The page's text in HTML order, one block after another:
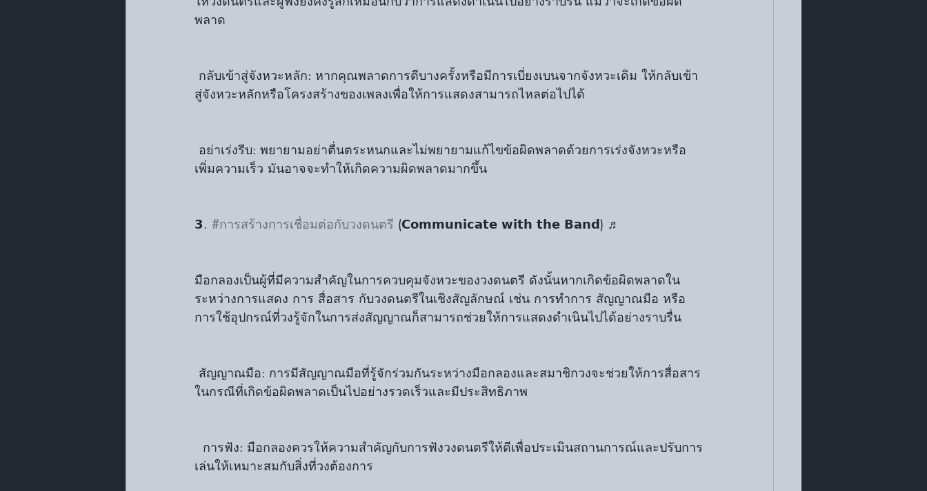
พลาด
สู่จังหวะหลักหรือโครงสร้างของเพลงเพื่อให้การแสดงสามารถไหลต่อไปได้
เพิ่มความเร็ว มันอาจจะทำให้เกิดความผิดพลาดมากขึ้น
𝟯. #การสร้างการเชื่อมต่อกับวงดนตรี (𝗖𝗼𝗺𝗺𝘂𝗻𝗶𝗰𝗮𝘁𝗲 𝘄𝗶𝘁𝗵 𝘁𝗵𝗲 𝗕𝗮𝗻𝗱) ♬
มือกลองเป็นผู้ที่มีความสำคัญในการควบคุมจังหวะของวงดนตรี ดังนั้นหากเกิดข้อผิดพลาดใน
ระหว่างการแสดง การ สื่อสาร กับวงดนตรีในเชิงสัญลักษณ์ เช่น การทำการ สัญญาณมือ หรือ
การใช้อุปกรณ์ที่วงรู้จักในการส่งสัญญาณก็สามารถช่วยให้การแสดงดำเนินไปได้อย่างราบรื่น
ในกรณีที่เกิดข้อผิดพลาดเป็นไปอย่างรวดเร็วและมีประสิทธิภาพ
การฟัง: มือกลองควรให้ความสำคัญกับการฟังวงดนตรีให้ดีเพื่อประเมินสถานการณ์และปรับการ
เล่นให้เหมาะสมกับสิ่งที่วงต้องการ